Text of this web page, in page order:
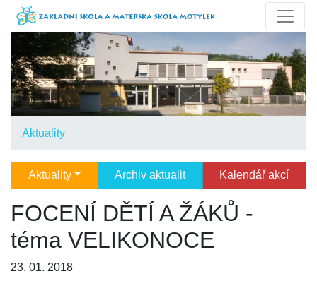
Aktuality
Aktuality Archiv aktualit Kalendář akcí
FOCENÍ DĚTÍ A ŽÁKŮ -
téma VELIKONOCE
23. 01. 2018